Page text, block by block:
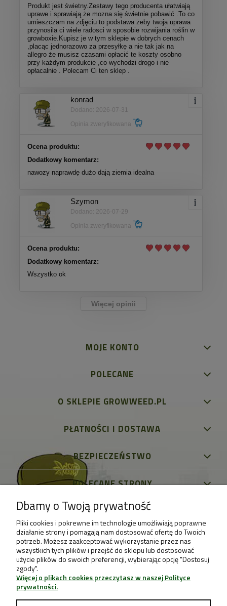
Produkt jest świetny.Zestawy tego producenta ułatwiają
uprawe i sprawiają że mozna się świetnie pobawić .To co
umieszczam na zdjęciu to podstawa żeby twoja uprawa
przynosila ci wiele radosci w sposobie rozwijania roślin w
growboxie.Kupisz je w tym sklepie w dobrych cenach
,placąc jednorazowo za przesyłkę a nie tak jak na
allegro że musisz czasami opłacić te koszty osobno
przy każdym produkcie ,co wychodzi drogo i nie
opłacalnie . Polecam Ci ten sklep .
konrad
Dodano: 2026-07-31
Opinia zweryfikowana
Ocena produktu:
Dodatkowy komentarz:
nawozy naprawdę dużo dają ziemia idealna
Szymon
Dodano: 2026-07-29
Opinia zweryfikowana
Ocena produktu:
Dodatkowy komentarz:
Wszystko ok
Więcej opinii
MOJE KONTO
POLECANE
O SKLEPIE GROWWEED.PL
PŁATNOŚCI I DOSTAWA
BEZPIECZEŃSTWO
POLECANE STRONY
Dbamy o Twoją prywatność
Pliki cookies i pokrewne im technologie umożliwiają poprawne
działanie strony i pomagają nam dostosować ofertę do Twoich
potrzeb. Możesz zaakceptować wykorzystanie przez nas
wszystkich tych plików i przejść do sklepu lub dostosować
użycie plików do swoich preferencji, wybierając opcję "Dostosuj
zgody".
Więcej o plikach cookies przeczytasz w naszej Polityce
prywatności.